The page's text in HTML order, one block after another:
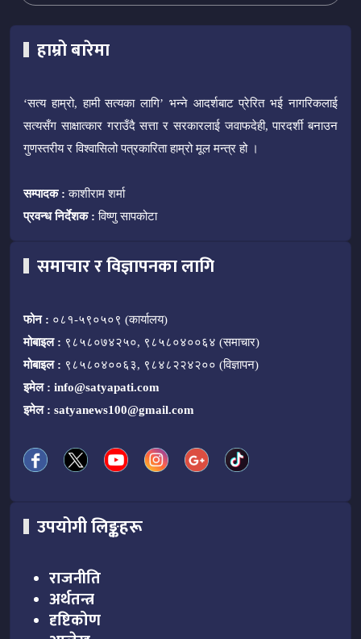
हाम्रो बारेमा
‘सत्य हाम्रो, हामी सत्यका लागि’ भन्ने आदर्शबाट प्रेरित भई नागरिकलाई
सत्यसँग साक्षात्कार गराउँदै सत्ता र सरकारलाई जवाफदेही, पारदर्शी बनाउन
गुणस्तरीय र विश्वासिलो पत्रकारिता हाम्रो मूल मन्त्र हो ।
सम्पादक : काशीराम शर्मा
प्रवन्ध निर्देशक : विष्णु सापकोटा
समाचार र विज्ञापनका लागि
फोन : ०८१-५९०५०९ (कार्यालय)
मोबाइल : ९८५८०७४२५०, ९८५८०४००६४ (समाचार)
मोबाइल : ९८५८०४००६३, ९८४८२२४२०० (विज्ञापन)
इमेल : info@satyapati.com
इमेल : satyanews100@gmail.com
उपयोगी लिङ्कहरू
राजनीति
अर्थतन्त्र
दृष्टिकोण